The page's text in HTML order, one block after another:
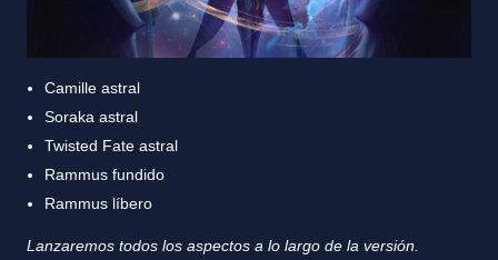
Camille astral
Soraka astral
Twisted Fate astral
Rammus fundido
Rammus líbero
Lanzaremos todos los aspectos a lo largo de la versión.